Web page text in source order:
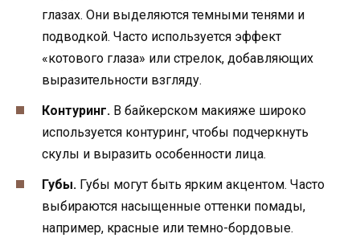
глазах. Они выделяются темными тенями и
подводкой. Часто используется эффект
«котового глаза» или стрелок, добавляющих
выразительности взгляду.
Контуринг. В байкерском макияже широко
используется контуринг, чтобы подчеркнуть
скулы и выразить особенности лица.
Губы. Губы могут быть ярким акцентом. Часто
выбираются насыщенные оттенки помады,
например, красные или темно-бордовые.